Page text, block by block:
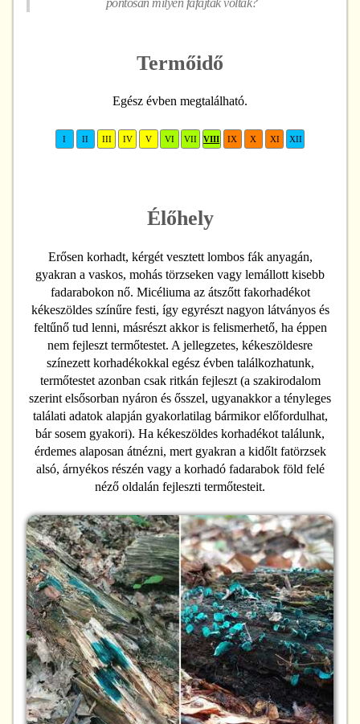
pontosan milyen fafajták voltak?
Termőidő
Egész évben megtalálható.
I II III IV V VI VII VIII IX X XI XII
Élőhely
Erősen korhadt, kérgét vesztett lombos fák anyagán,
gyakran a vaskos, mohás törzseken vagy lemállott kisebb
fadarabokon nő. Micéliuma az átszőtt fakorhadékot
kékeszöldes színűre festi, így egyrészt nagyon látványos és
feltűnő tud lenni, másrészt akkor is felismerhető, ha éppen
nem fejleszt termőtestet. A jellegzetes, kékeszöldesre
színezett korhadékokkal egész évben találkozhatunk,
termőtestet azonban csak ritkán fejleszt (a szakirodalom
szerint elsősorban nyáron és ősszel, ugyanakkor a tényleges
találati adatok alapján gyakorlatilag bármikor előfordulhat,
bár sosem gyakori). Ha kékeszöldes korhadékot találunk,
érdemes alaposan átnézni, mert gyakran a kidőlt fatörzsek
alsó, árnyékos részén vagy a korhadó fadarabok föld felé
néző oldalán fejleszti termőtesteit.